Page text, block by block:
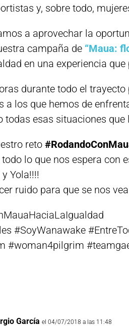
y, sobre todo,
a aprovechar la
campaña de “Maua:
en una experiencia
durante todo el
a los que hemos de
todas esas situaciones
reto
lo que nos espera con
y Yola!!!!
ruido para que se nos
#SoyWanawake
#woman4pilgrim
García el 04/07/2018 a las 11:48